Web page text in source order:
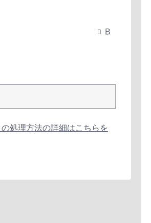
B
処理方法の詳細はこちらを